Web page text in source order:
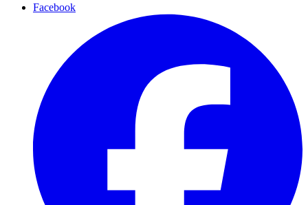
Facebook